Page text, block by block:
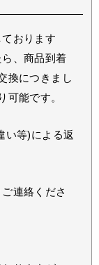
おります
、商品到着
換につきまし
可能です。
い等)による返
ご連絡くださ